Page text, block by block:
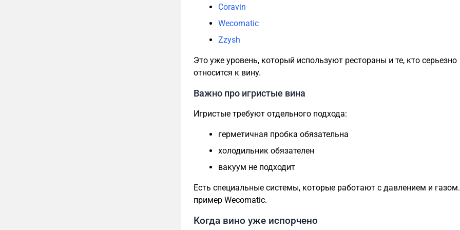
Coravin
Wecomatic
Zzysh
Это уже уровень, который используют рестораны и те, кто серьезно
относится к вину.
Важно про игристые вина
Игристые требуют отдельного подхода:
герметичная пробка обязательна
холодильник обязателен
вакуум не подходит
Есть специальные системы, которые работают с давлением и
пример Wecomatic.
Когда вино уже испорчено